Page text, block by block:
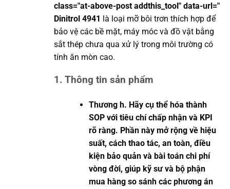
class="at-above-post addthis_tool" data-url="
Dinitrol 4941 là loại mỡ bôi trơn thích hợp để
bảo vệ các bề mặt, máy móc và đồ vật bằng
sắt thép chưa qua xử lý trong môi trường có
tính ăn mòn cao.
1. Thông tin sản phẩm
Thương h. Hãy cụ thể hóa thành
SOP với tiêu chí chấp nhận và KPI
rõ ràng. Phần này mở rộng về hiệu
suất, cách thao tác, an toàn, điều
kiện bảo quản và bài toán chi phí
vòng đời, giúp kỹ sư và bộ phận
mua hàng so sánh các phương án